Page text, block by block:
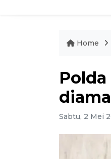
Home
Sabtu, 2 Mei